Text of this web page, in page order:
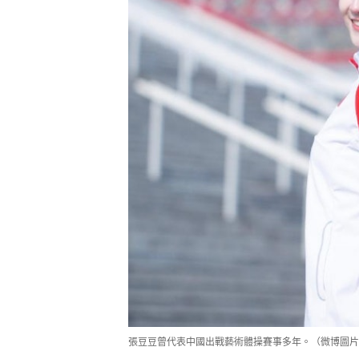
張豆豆曾代表中國出戰藝術體操賽事多年。（微博圖